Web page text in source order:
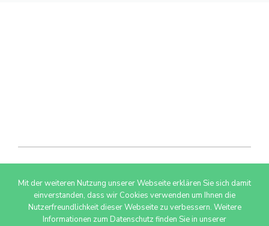
© 2026 AdSimple GmbH
Mit der weiteren Nutzung unserer Webseite erklären Sie sich damit
einverstanden, dass wir Cookies verwenden um Ihnen die
Nutzerfreundlichkeit dieser Webseite zu verbessern. Weitere
Informationen zum Datenschutz finden Sie in unserer